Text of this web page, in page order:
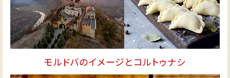
モルドバのイメージとコルトゥナシ